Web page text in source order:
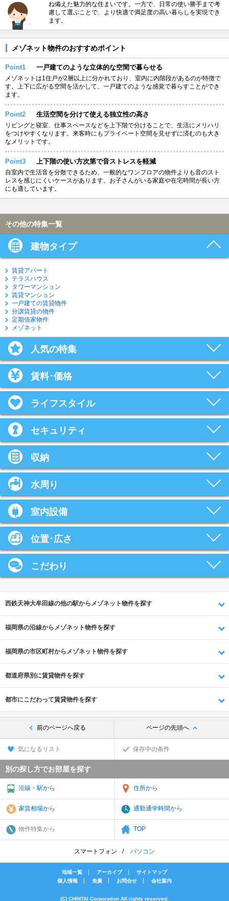
ね備えた魅力的な住まいです。一方で、日常の使い勝手まで考
慮して選ぶことで、より快適で満足度の高い暮らしを実現でき
ます。
メゾネット物件のおすすめポイント
Point1 一戸建てのような立体的な空間で暮らせる
メゾネットは1住戸が2層以上に分かれており、室内に内階段があるのが特徴で
す。上下に広がる空間を活かして、一戸建てのような感覚で暮らすことができ
ます。
Point2 生活空間を分けて使える独立性の高さ
リビングと寝室、仕事スペースなどを上下階で分けることで、生活にメリハリ
をつけやすくなります。来客時にもプライベート空間を見せずに済むのも大き
なメリットです。
Point3 上下階の使い方次第で音ストレスを軽減
自室内で生活音を分散できるため、一般的なワンフロアの物件よりも音のスト
レスを感じにくいケースがあります。お子さんがいる家庭や在宅時間が長い方
にも適しています。
その他の特集一覧
建物タイプ
賃貸アパート
テラスハウス
タワーマンション
賃貸マンション
一戸建ての賃貸物件
分譲賃貸の物件
定期借家物件
メゾネット
人気の特集
賃料･価格
ライフスタイル
セキュリティ
収納
水周り
室内設備
位置･広さ
こだわり
西鉄天神大牟田線の他の駅からメゾネット物件を探す
福岡県の沿線からメゾネット物件を探す
福岡県の市区町村からメゾネット物件を探す
都道府県別に賃貸物件を探す
都市にこだわって賃貸物件を探す
前のページへ戻る ページの先頭へ
気になるリスト 保存中の条件
別の探し方でお部屋を探す
沿線・駅から 住所から
家賃相場から 通勤通学時間から
物件特集から TOP
スマートフォン パソコン
地域一覧 アーカイブ
サイトマップ
個人情報
免責 お問合せ 会社案内
(C) CHINTAI Corporation All rights reserved.